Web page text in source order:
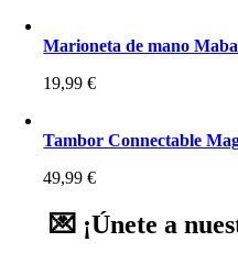
Marioneta de mano
19,99€
Tambor Connectable
49,99€
💌 ¡Únete a